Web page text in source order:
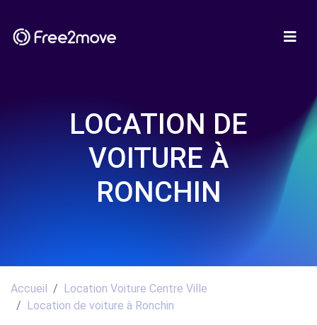
LOCATION DE
VOITURE À
RONCHIN
Accueil
Location Voiture Centre Ville
Location de voiture à Ronchin